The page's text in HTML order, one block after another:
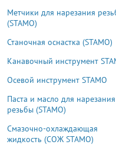
Метчики для нарезания
(STAMO)
Станочная оснастка (STAMO)
Канавочный инструмент
Осевой инструмент STAMO
Паста и масло для нарезания
резьбы (STAMO)
Смазочно-охлаждающая
жидкость (СОЖ STAMO)